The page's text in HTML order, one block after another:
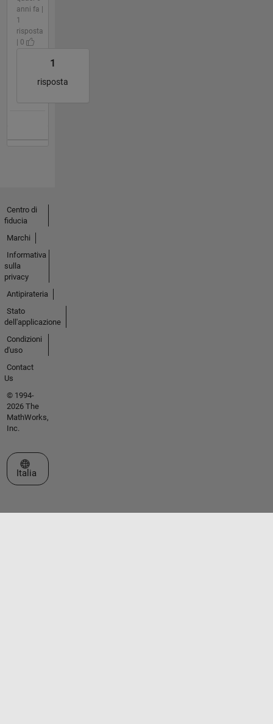
anni fa |
1
risposta
| 0
1
risposta
Centro di
fiducia
Marchi
Informativa
sulla
privacy
Antipirateria
Stato
dell'applicazione
Condizioni
d'uso
Contact
Us
© 1994-
2026 The
MathWorks,
Inc.
Seleziona un sito web
Italia